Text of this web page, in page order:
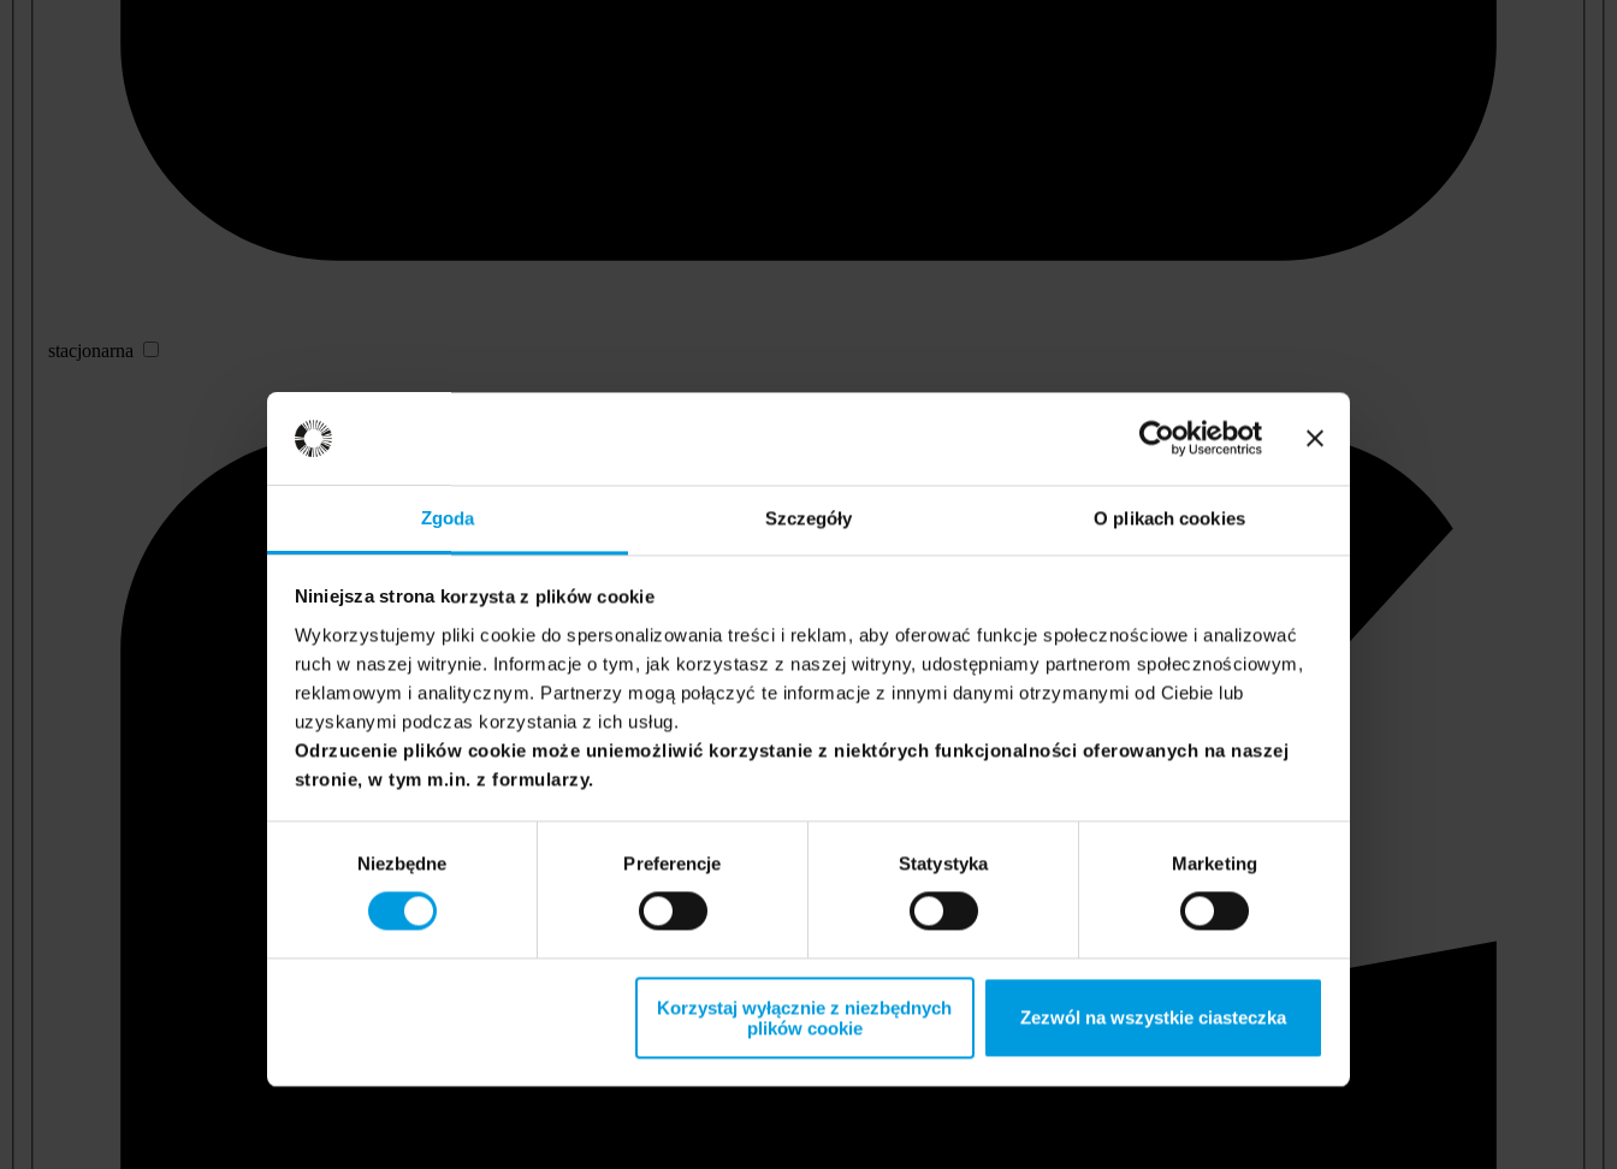
Zgoda Szczegóły O plikach cookies
Niniejsza strona korzysta z plików cookie
Wykorzystujemy pliki cookie do spersonalizowania treści i reklam, aby oferować funkcje społecznościowe i analizować
ruch w naszej witrynie. Informacje o tym, jak korzystasz z naszej witryny, udostępniamy partnerom społecznościowym,
reklamowym i analitycznym. Partnerzy mogą połączyć te informacje z innymi danymi otrzymanymi od Ciebie lub
uzyskanymi podczas korzystania z ich usług.
Odrzucenie plików cookie może uniemożliwić korzystanie z niektórych funkcjonalności oferowanych na naszej
stronie, w tym m.in. z formularzy.
Niezbędne Preferencje Statystyka Marketing
Korzystaj wyłącznie z niezbędnych
plików cookie
Zezwól na wszystkie ciasteczka
stacjonarna